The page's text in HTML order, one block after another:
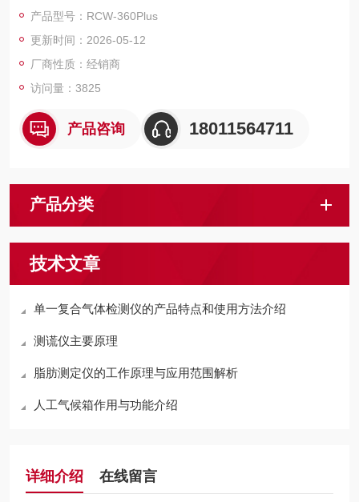
产品型号：RCW-360Plus
更新时间：2026-05-12
厂商性质：经销商
访问量：3825
产品咨询 18011564711
产品分类
技术文章
单一复合气体检测仪的产品特点和使用方法介绍
测谎仪主要原理
脂肪测定仪的工作原理与应用范围解析
人工气候箱作用与功能介绍
详细介绍 在线留言